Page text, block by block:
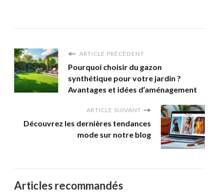
ARTICLE PRÉCÉDENT
Pourquoi choisir du gazon
synthétique pour votre jardin ?
Avantages et idées d’aménagement
ARTICLE SUIVANT
Découvrez les dernières tendances
mode sur notre blog
Articles recommandés